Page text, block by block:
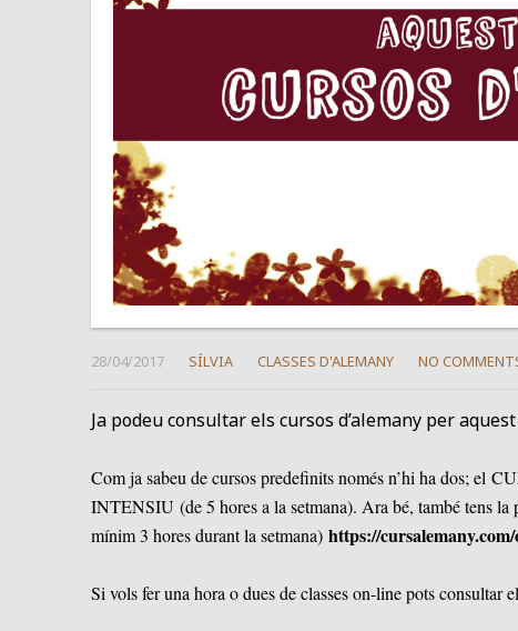
28/04/2017 SÍLVIA CLASSES D'ALEMANY NO
Ja podeu consultar els cursos d’alemany per
Com ja sabeu de cursos predefinits només n’hi ha dos; el
INTENSIU (de 5 hores a la setmana). Ara bé, també tens la
mínim 3 hores durant la setmana) https://
Si vols fer una hora o dues de classes on-line pots consultar